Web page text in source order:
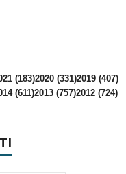
(183)2020 (331)2019 (407)
(611)2013 (757)2012 (724)